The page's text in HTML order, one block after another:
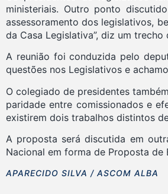
ministeriais. Outro ponto
assessoramento dos legislativos,
da Casa Legislativa”, diz um
A reunião foi conduzida pelo
questões nos Legislativos e
O colegiado de presidentes
paridade entre comissionados e
existirem dois trabalhos distintos
A proposta será discutida em
Nacional em forma de Proposta de
APARECIDO SILVA / ASCOM ALBA